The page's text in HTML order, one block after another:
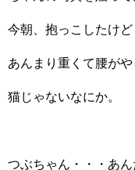
今朝、抱っこしたけど
あんまり重くて腰が
猫じゃないなにか。
つぶちゃん・・・あん